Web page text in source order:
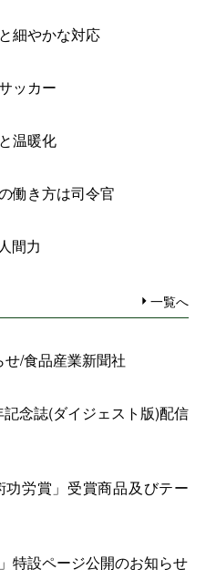
細やかな対応
ッカー
温暖化
働き方は司令官
間力
一覧へ
/食品産業新聞社
念誌(ダイジェスト版)配信
功労賞」受賞商品及びテー
特設ページ公開のお知らせ